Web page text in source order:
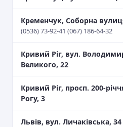
Кременчук, Соборна
(0536) 73-92-41 (067) 186-64-32
Кривий Ріг, вул.
Великого, 22
Кривий Ріг, просп. 200-
Рогу, 3
Львів, вул. Личаківська, 34